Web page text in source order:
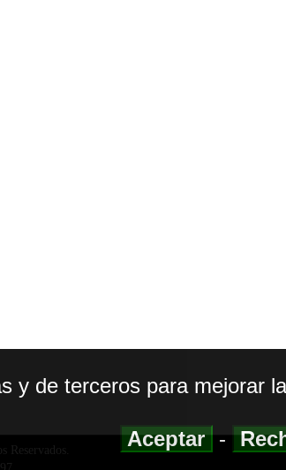
Reservados.
y de terceros para mejorar
Aceptar-